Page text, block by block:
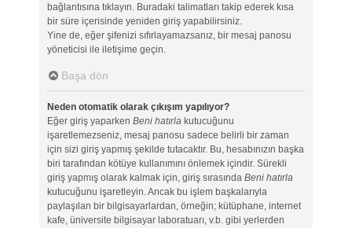
bağlantısına tıklayın. Buradaki talimatları takip ederek kısa
bir süre içerisinde yeniden giriş yapabilirsiniz.
Yine de, eğer şifenizi sıfırlayamazsanız, bir mesaj panosu
yöneticisi ile iletişime geçin.
Başa dön
Neden otomatik olarak çıkışım yapılıyor?
Eğer giriş yaparken Beni hatırlakutucuğunu
işaretlemezseniz, mesaj panosu sadece belirli bir zaman
için sizi giriş yapmış şekilde tutacaktır. Bu, hesabınızın başka
biri tarafından kötüye kullanımını önlemek içindir. Sürekli
giriş yapmış olarak kalmak için, giriş sırasında Beni hatırla
kutucuğunu işaretleyin. Ancak bu işlem başkalarıyla
paylaşılan bir bilgisayarlardan, örneğin; kütüphane, internet
kafe, üniversite bilgisayar laboratuarı, v.b. gibi yerlerden